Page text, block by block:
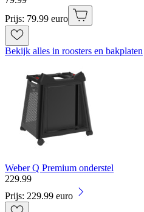
Prijs: 79.99 euro
Bekijk alles in roosters en bakplaten
Weber Q Premium onderstel
229.99
Prijs: 229.99 euro